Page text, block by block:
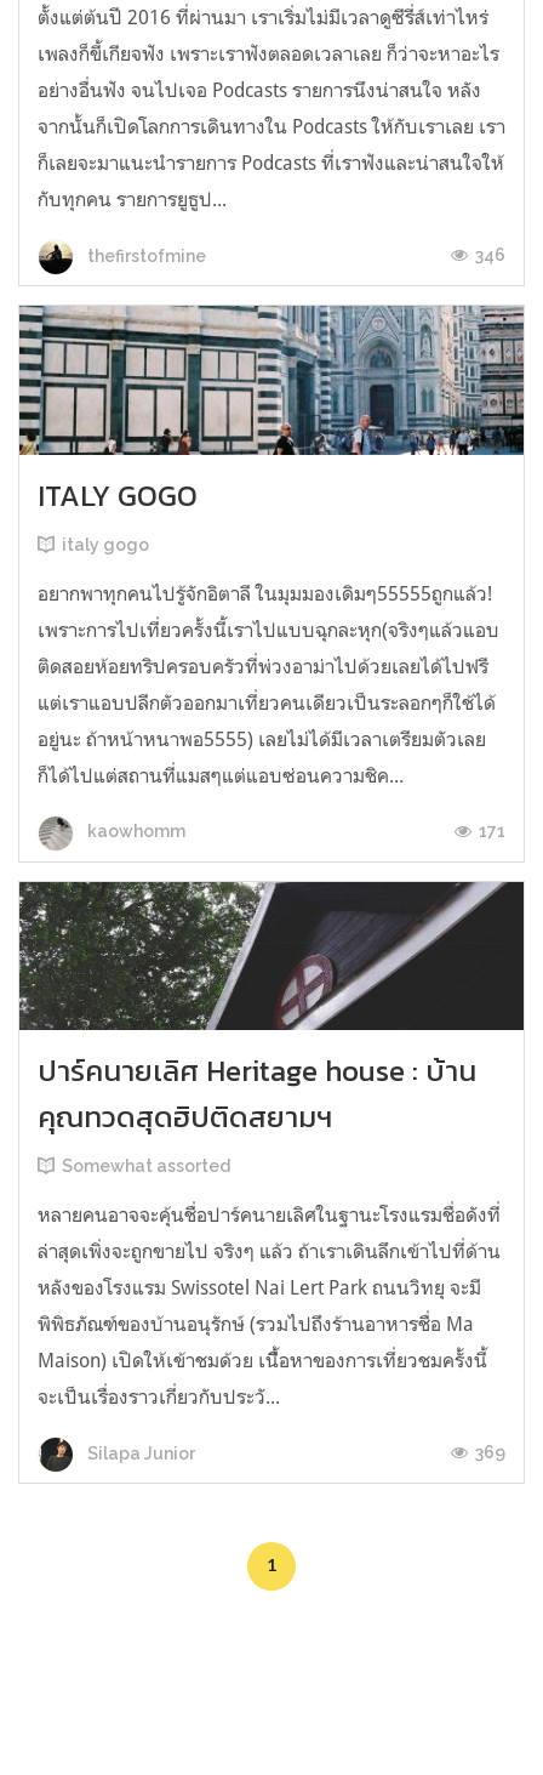
ตั้งแต่ต้นปี 2016 ที่ผ่านมา เราเริ่มไม่มีเวลาดูซีรี่ส์เท่าไหร่
เพลงก็ขี้เกียจฟัง เพราะเราฟังตลอดเวลาเลย ก็ว่าจะหาอะไร
อย่างอื่นฟัง จนไปเจอ Podcasts รายการนึงน่าสนใจ หลัง
จากนั้นก็เปิดโลกการเดินทางใน Podcasts ให้กับเราเลย เรา
ก็เลยจะมาแนะนำรายการ Podcasts ที่เราฟังและน่าสนใจให้
กับทุกคน รายการยูธูป...
thefirstofmine 346
ITALY GOGO
italy gogo
อยากพาทุกคนไปรู้จักอิตาลี ในมุมมองเดิมๆ55555ถูกแล้ว!
เพราะการไปเที่ยวครั้งนี้เราไปแบบฉุกละหุก(จริงๆแล้วแอบ
ติดสอยห้อยทริปครอบครัวที่พ่วงอาม่าไปด้วยเลยได้ไปฟรี
แต่เราแอบปลีกตัวออกมาเที่ยวคนเดียวเป็นระลอกๆก็ใช้ได้
อยู่นะ ถ้าหน้าหนาพอ5555) เลยไม่ได้มีเวลาเตรียมตัวเลย
ก็ได้ไปแต่สถานที่แมสๆแต่แอบซ่อนความชิค...
kaowhomm 171
ปาร์คนายเลิศ Heritage house : บ้าน
คุณทวดสุดฮิปติดสยามฯ
Somewhat assorted
หลายคนอาจจะคุ้นชื่อปาร์คนายเลิศในฐานะโรงแรมชื่อดังที่
ล่าสุดเพิ่งจะถูกขายไป จริงๆ แล้ว ถ้าเราเดินลึกเข้าไปที่ด้าน
หลังของโรงแรม Swissotel Nai Lert Park ถนนวิทยุ จะมี
พิพิธภัณฑ์ของบ้านอนุรักษ์ (รวมไปถึงร้านอาหารชื่อ Ma
Maison) เปิดให้เข้าชมด้วย เนืื้อหาของการเที่ยวชมครั้งนี้
จะเป็นเรื่องราวเกี่ยวกับประวั...
Silapa Junior 369
1